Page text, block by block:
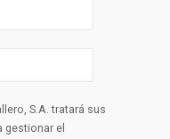
S.A. tratará sus
gestionar el